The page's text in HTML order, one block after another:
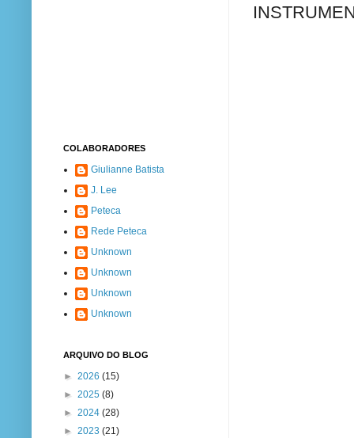
COLABORADORES
Giulianne Batista
J. Lee
Peteca
Rede Peteca
Unknown
Unknown
Unknown
Unknown
ARQUIVO DO BLOG
► 2026 (15)
► 2025 (8)
► 2024 (28)
► 2023 (21)